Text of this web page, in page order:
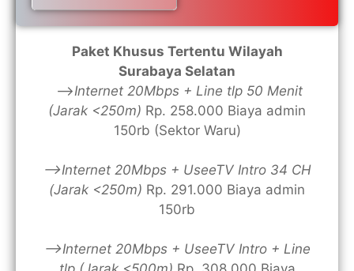
Paket Khusus Tertentu Wilayah
Surabaya Selatan
—>Internet 20Mbps + Line tlp 50 Menit
(Jarak <250m) Rp. 258.000 Biaya admin
150rb (Sektor Waru)
—>Internet 20Mbps + UseeTV Intro 34 CH
(Jarak <250m) Rp. 291.000 Biaya admin
150rb
—>Internet 20Mbps + UseeTV Intro + Line